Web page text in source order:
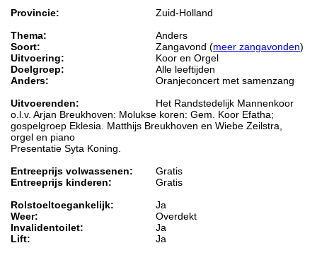
Provincie:
Zuid-Holland
Thema:
Anders
Soort:
Zangavond (meer zangavonden)
Uitvoering:
Koor en Orgel
Doelgroep:
Alle leeftijden
Anders:
Oranjeconcert met samenzang
Uitvoerenden:
Het Randstedelijk Mannenkoor
o.l.v. Arjan Breukhoven: Molukse koren: Gem. Koor Efatha;
gospelgroep Eklesia. Matthijs Breukhoven en Wiebe Zeilstra,
orgel en piano
Presentatie Syta Koning.
Entreeprijs volwassenen:
Gratis
Entreeprijs kinderen:
Gratis
Rolstoeltoegankelijk:
Ja
Weer:
Overdekt
Invalidentoilet:
Ja
Lift:
Ja